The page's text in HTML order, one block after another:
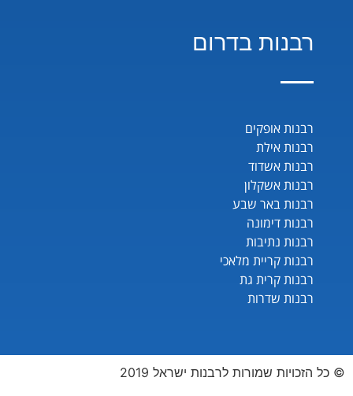
רבנות בדרום
רבנות אופקים
רבנות אילת
רבנות אשדוד
רבנות אשקלון
רבנות באר שבע
רבנות דימונה
רבנות נתיבות
רבנות קריית מלאכי
רבנות קרית גת
רבנות שדרות
© כל הזכויות שמורות לרבנות ישראל 2019